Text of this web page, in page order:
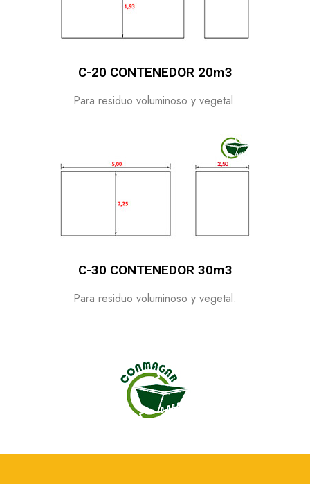
C-20 CONTENEDOR 20m3
Para residuo voluminoso y vegetal.
C-30 CONTENEDOR 30m3
Para residuo voluminoso y vegetal.